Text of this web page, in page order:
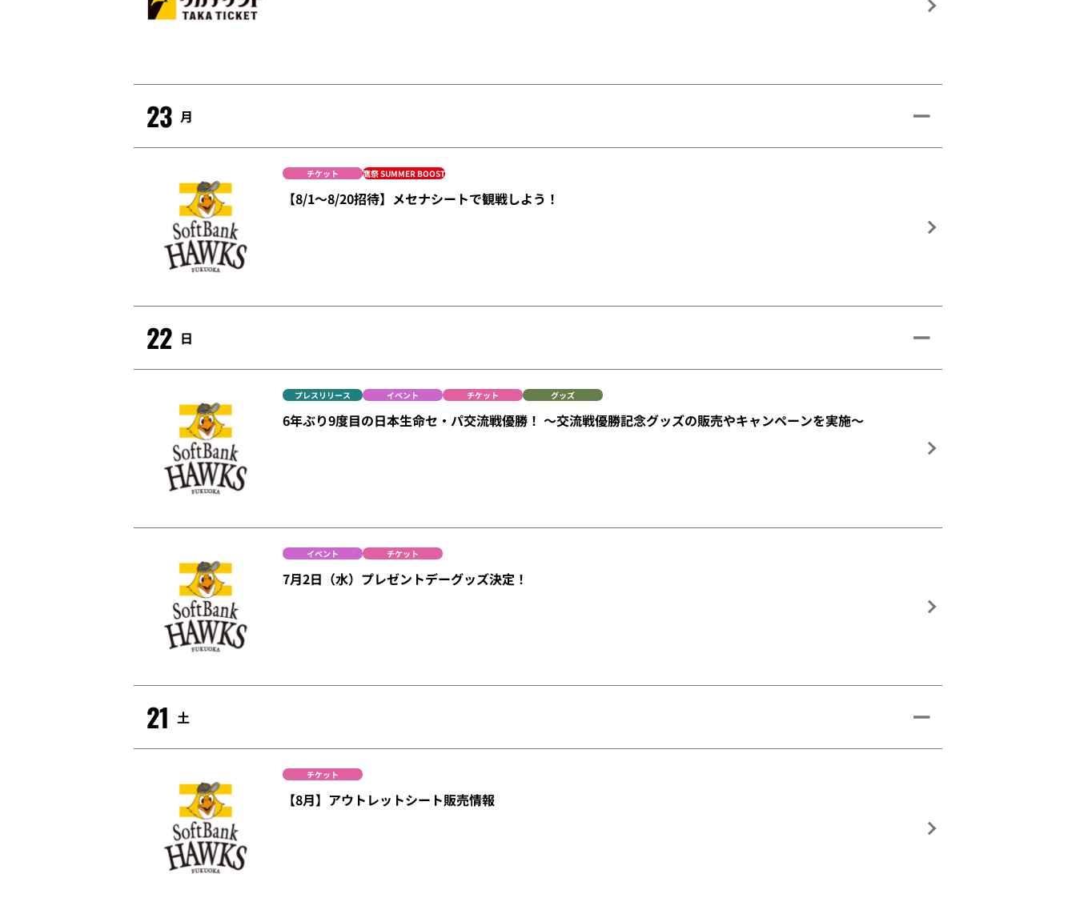
23 月
チケット 鷹祭 SUMMER BOOST
【8/1～8/20招待】メセナシートで観戦しよう！
22 日
プレスリリース イベント チケット グッズ
6年ぶり9度目の日本生命セ・パ交流戦優勝！ ～交流戦優勝記念グッズの販売やキャンペーンを実施～
イベント チケット
7月2日（水）プレゼントデーグッズ決定！
21 土
チケット
【8月】アウトレットシート販売情報